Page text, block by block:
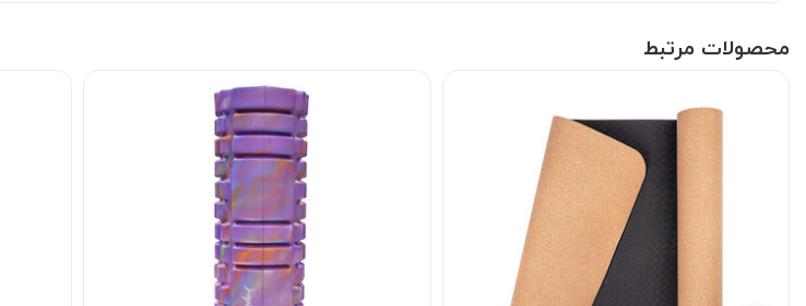
محصولات مرتبط